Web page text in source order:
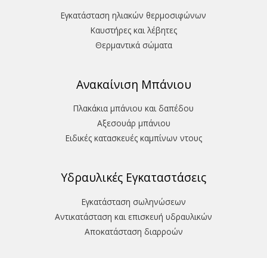
Εγκατάσταση ηλιακών θερμοσιφώνων
Καυστήρες και λέβητες
Θερμαντικά σώματα
Ανακαίνιση Μπάνιου
Πλακάκια μπάνιου και δαπέδου
Aξεσουάρ μπάνιου
Ειδικές κατασκευές καμπίνων ντους
Υδραυλικές Εγκαταστάσεις
Εγκατάσταση σωληνώσεων
Αντικατάσταση και επισκευή υδραυλικών
Aποκατάσταση διαρροών